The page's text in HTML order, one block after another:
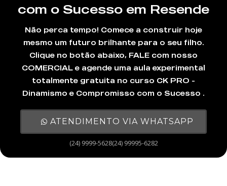
com o Sucesso em Resende
Não perca tempo! Comece a construir hoje
mesmo um futuro brilhante para o seu filho.
Clique no botão abaixo, FALE com nosso
COMERCIAL e agende uma aula experimental
totalmente gratuita no curso CK PRO -
Dinamismo e Compromisso com o Sucesso .
ATENDIMENTO VIA WHATSAPP
(24) 9999-5628(24) 99995-6282